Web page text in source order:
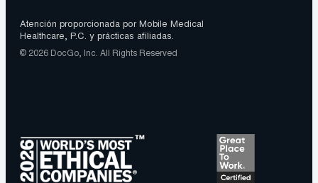
Atención proporcionada por Mobile Medical
Healthcare, P.C. y prácticas afiliadas.
© 2026 DocGo, Inc. All Rights Reserved